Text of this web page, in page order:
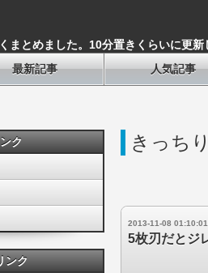
まとめました。10分置きくらいに更新
最新記事
人気記事
きっち
2013-11-08 01:10:01
5枚刃だとジ
ク
ンク